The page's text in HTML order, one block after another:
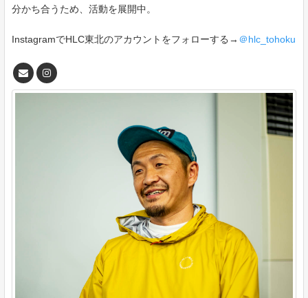
分かち合うため、活動を展開中。
InstagramでHLC東北のアカウントをフォローする→ ＠hlc_tohoku